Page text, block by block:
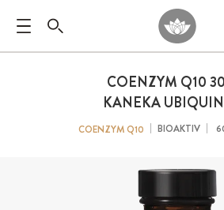
COENZYM Q10
KANEKA
COENZYM Q10 BIOAKTIV